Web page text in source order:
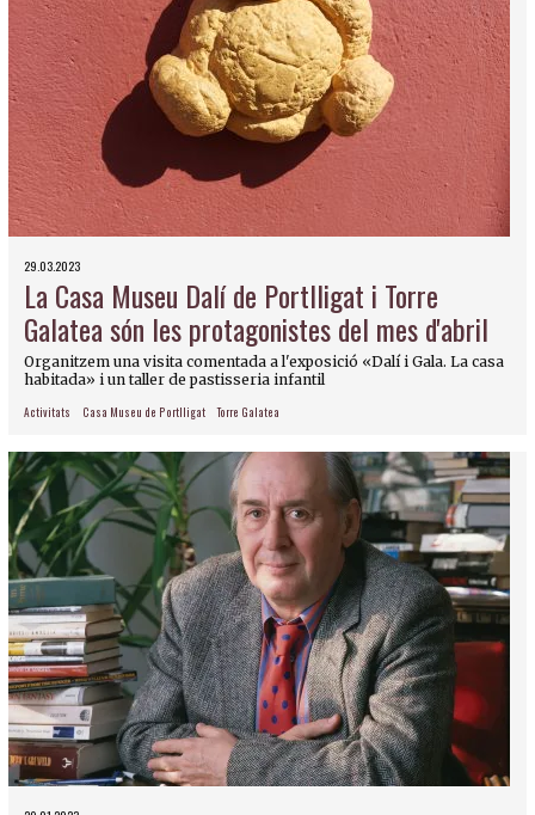
29.03.2023
La Casa Museu Dalí de Portlligat i Torre
Galatea són les protagonistes del mes d'abril
Organitzem una visita comentada a l'exposició «Dalí i Gala. La casa
habitada» i un taller de pastisseria infantil
Activitats Casa Museu de Portlligat Torre Galatea